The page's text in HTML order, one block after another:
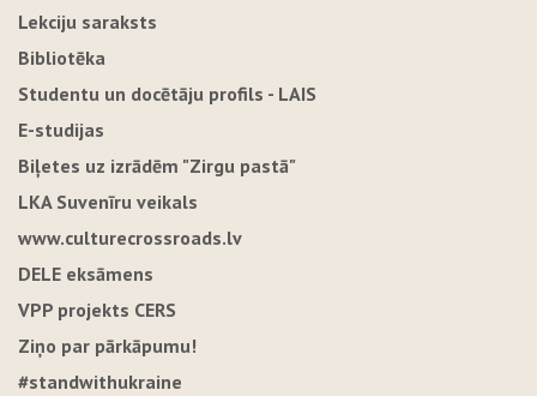
Lekciju saraksts
Bibliotēka
Studentu un docētāju profils - LAIS
E-studijas
Biļetes uz izrādēm "Zirgu pastā"
LKA Suvenīru veikals
www.culturecrossroads.lv
DELE eksāmens
VPP projekts CERS
Ziņo par pārkāpumu!
#standwithukraine